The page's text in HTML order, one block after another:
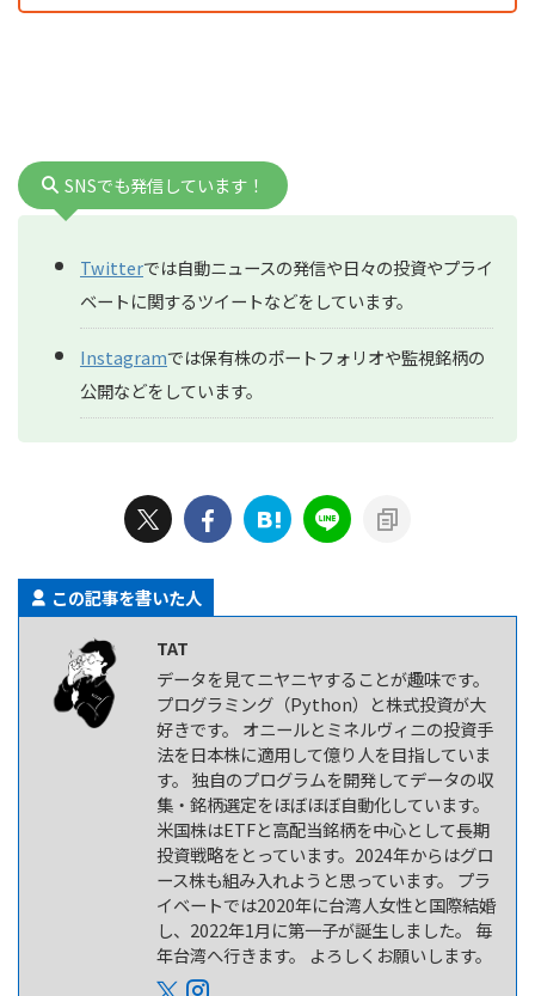
SNSでも発信しています！
Twitterでは自動ニュースの発信や日々の投資やプライ
ベートに関するツイートなどをしています。
Instagramでは保有株のポートフォリオや監視銘柄の
公開などをしています。
この記事を書いた人
TAT
データを見てニヤニヤすることが趣味です。
プログラミング（Python）と株式投資が大
好きです。 オニールとミネルヴィニの投資手
法を日本株に適用して億り人を目指していま
す。 独自のプログラムを開発してデータの収
集・銘柄選定をほぼほぼ自動化しています。
米国株はETFと高配当銘柄を中心として長期
投資戦略をとっています。2024年からはグロ
ース株も組み入れようと思っています。 プラ
イベートでは2020年に台湾人女性と国際結婚
し、2022年1月に第一子が誕生しました。 毎
年台湾へ行きます。 よろしくお願いします。